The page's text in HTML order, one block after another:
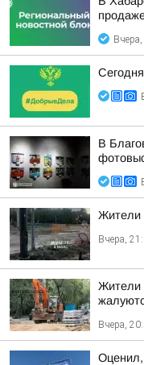
В
Жители
Вчера,
Жители
Вчера,
Оценил,